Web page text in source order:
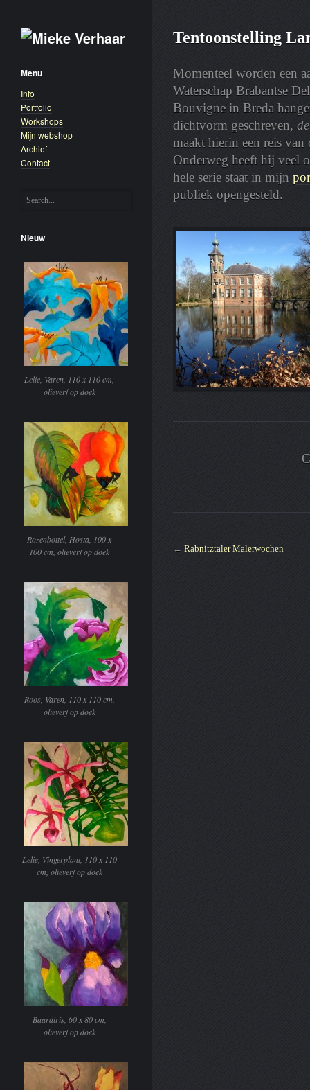
Menu
Info
Portfolio
Workshops
Mijn webshop
Archief
Contact
Nieuw
Lelie, Varen, 110 x 110 cm,
olieverf op doek
Rozenbottel, Hosta, 100 x
100 cm, olieverf op doek
Roos, Varen, 110 x 110 cm,
olieverf op doek
Lelie, Vingerplant, 110 x 110
cm, olieverf op doek
Baardiris, 60 x 80 cm,
olieverf op doek
Tentoonstelling
Momenteel worden een
Waterschap Brabantse
Bouvigne in Breda
dichtvorm geschreven,
maakt hierin een reis
Onderweg heeft hij veel
hele serie staat in mijn
publiek opengesteld.
← Rabnitztaler Malerwochen